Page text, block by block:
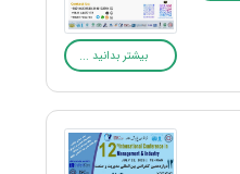
بیشتر بدانید ...